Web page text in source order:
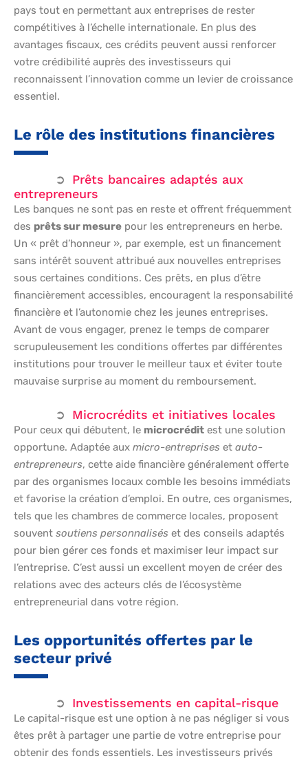
pays tout en permettant aux entreprises de rester
compétitives à l’échelle internationale. En plus des
avantages fiscaux, ces crédits peuvent aussi renforcer
votre crédibilité auprès des investisseurs qui
reconnaissent l’innovation comme un levier de croissance
essentiel.
Le rôle des institutions financières
Prêts bancaires adaptés aux
entrepreneurs
Les banques ne sont pas en reste et offrent fréquemment
des prêts sur mesure pour les entrepreneurs en herbe.
Un « prêt d’honneur », par exemple, est un financement
sans intérêt souvent attribué aux nouvelles entreprises
sous certaines conditions. Ces prêts, en plus d’être
financièrement accessibles, encouragent la responsabilité
financière et l’autonomie chez les jeunes entreprises.
Avant de vous engager, prenez le temps de comparer
scrupuleusement les conditions offertes par différentes
institutions pour trouver le meilleur taux et éviter toute
mauvaise surprise au moment du remboursement.
Microcrédits et initiatives locales
Pour ceux qui débutent, le microcrédit est une solution
opportune. Adaptée aux micro-entreprises et auto-
entrepreneurs, cette aide financière généralement offerte
par des organismes locaux comble les besoins immédiats
et favorise la création d’emploi. En outre, ces organismes,
tels que les chambres de commerce locales, proposent
souvent soutiens personnalisés et des conseils adaptés
pour bien gérer ces fonds et maximiser leur impact sur
l’entreprise. C’est aussi un excellent moyen de créer des
relations avec des acteurs clés de l’écosystème
entrepreneurial dans votre région.
Les opportunités offertes par le
secteur privé
Investissements en capital-risque
Le capital-risque est une option à ne pas négliger si vous
êtes prêt à partager une partie de votre entreprise pour
obtenir des fonds essentiels. Les investisseurs privés